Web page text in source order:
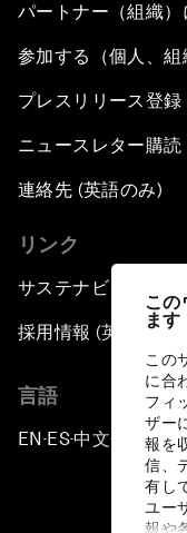
この
ます
この
に合
フィ
ザー
報を
信、
有し
ユー
報や
パートナー（組織）
参加する（個人、組
プレスリリース登録
ニュースレター購読
連絡先 (英語のみ)
リンク
サステナビリティへ
採用情報 (英語のみ)
言語
EN ▪ES▪中文▪ 日本語